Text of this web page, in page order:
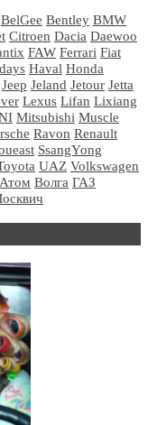
BelGee Bentley BMW
Citroen Dacia Daewoo
FAW Ferrari Fiat
Haval Honda
Jeep Jeland Jetour Jetta
Lexus Lifan Lixiang
Mitsubishi Muscle
Ravon Renault
SsangYong
UAZ Volkswagen
Атом Волга ГАЗ